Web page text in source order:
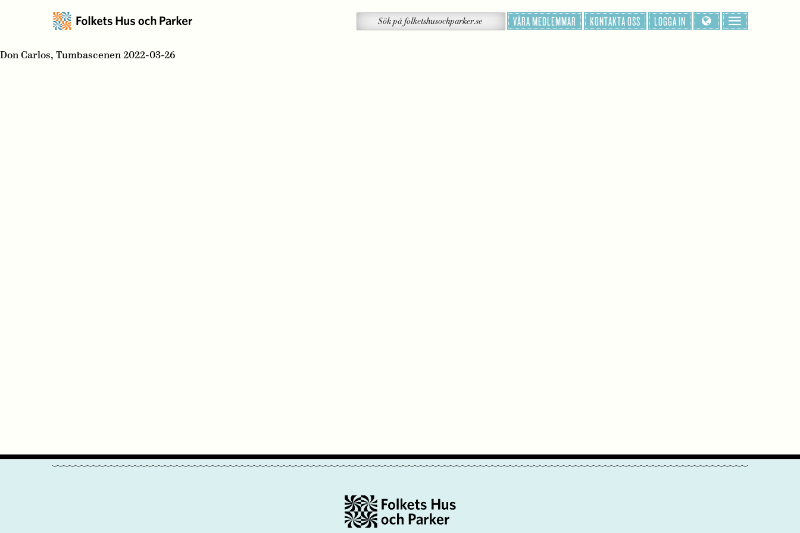
på
Sök VÅRA MEDLEMMAR KONTAKTA OSS LOGGA IN
Don Carlos, Tumbascenen 2022-03-26